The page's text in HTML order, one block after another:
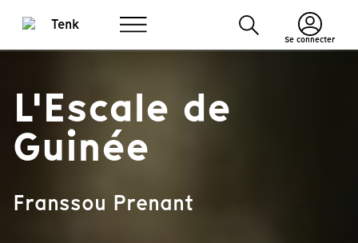
Se connecter
L'Escale de
Guinée
Franssou Prenant